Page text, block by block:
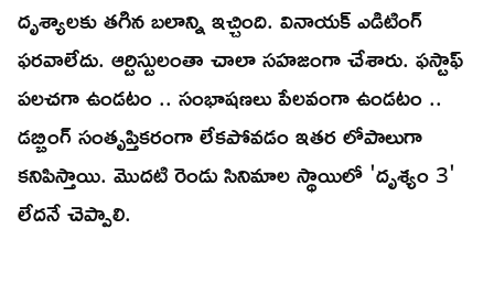
దృశ్యాలకు తగిన బలాన్ని ఇచ్చింది. వినాయక్ ఎడిటింగ్
ఫరవాలేదు. ఆర్టిస్టులంతా చాలా సహజంగా చేశారు. ఫస్టాఫ్
పలచగా ఉండటం .. సంభాషణలు పేలవంగా ఉండటం ..
డబ్బింగ్ సంతృప్తికరంగా లేకపోవడం ఇతర లోపాలుగా
కనిపిస్తాయి. మొదటి రెండు సినిమాల స్థాయిలో 'దృశ్యం 3'
లేదనే చెప్పాలి.